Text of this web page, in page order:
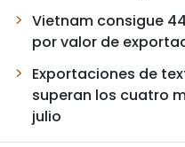
Vietnam consigue
por valor de
Exportaciones de
superan los cuatro
julio